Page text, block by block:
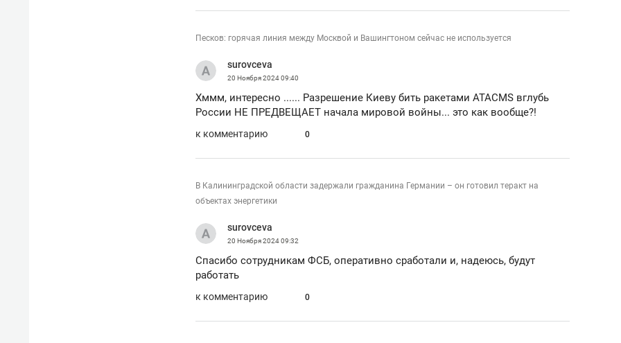
Песков: горячая линия между Москвой и Вашингтоном сейчас не используется
surovceva
20 Ноября 202409:40
Хммм, интересно ...... Разрешение Киеву бить ракетами ATACMS вглубь
России НЕ ПРЕДВЕЩАЕТ начала мировой войны... это как вообще?!
к комментарию 0
В Калининградской области задержали гражданина Германии – он готовил теракт на
объектах энергетики
surovceva
20 Ноября 202409:32
Спасибо сотрудникам ФСБ, оперативно сработали и, надеюсь, будут
работать
к комментарию 0